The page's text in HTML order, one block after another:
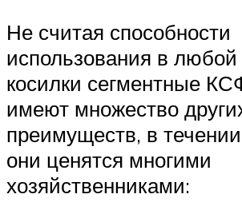
Не считая способности
использования в любой
косилки сегментные
имеют множество
преимуществ, в
они ценятся многими
хозяйственниками: